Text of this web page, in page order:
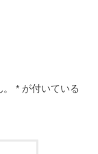
* が付いている